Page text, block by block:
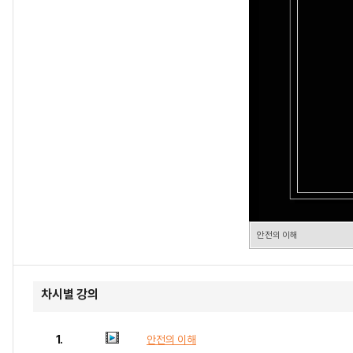
안전의 이해
차시별 강의
1. 안전의 이해